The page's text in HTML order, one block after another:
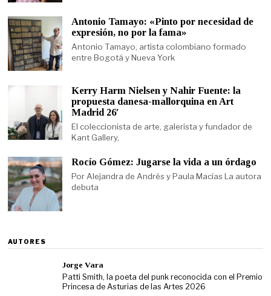
Antonio Tamayo: «Pinto por necesidad de
expresión, no por la fama»
Antonio Tamayo, artista colombiano formado
entre Bogotá y Nueva York
Kerry Harm Nielsen y Nahir Fuente: la
propuesta danesa-mallorquina en Art
Madrid 26′
El coleccionista de arte, galerista y fundador de
Kant Gallery,
Rocío Gómez: Jugarse la vida a un órdago
Por Alejandra de Andrés y Paula Macías La autora
debuta
AUTORES
Jorge Vara
Patti Smith, la poeta del punk reconocida con el Premio
Princesa de Asturias de las Artes 2026